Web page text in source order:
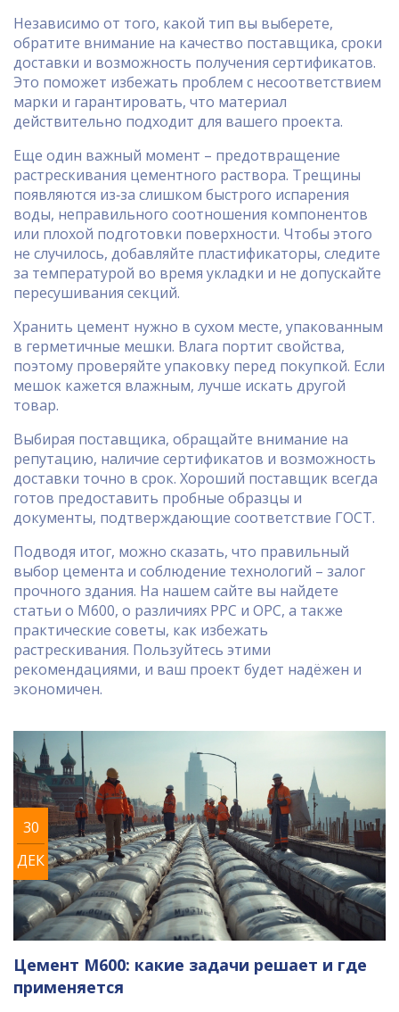
Независимо от того, какой тип вы выберете,
обратите внимание на качество поставщика, сроки
доставки и возможность получения сертификатов.
Это поможет избежать проблем с несоответствием
марки и гарантировать, что материал
действительно подходит для вашего проекта.
Еще один важный момент – предотвращение
растрескивания цементного раствора. Трещины
появляются из‑за слишком быстрого испарения
воды, неправильного соотношения компонентов
или плохой подготовки поверхности. Чтобы этого
не случилось, добавляйте пластификаторы, следите
за температурой во время укладки и не допускайте
пересушивания секций.
Хранить цемент нужно в сухом месте, упакованным
в герметичные мешки. Влага портит свойства,
поэтому проверяйте упаковку перед покупкой. Если
мешок кажется влажным, лучше искать другой
товар.
Выбирая поставщика, обращайте внимание на
репутацию, наличие сертификатов и возможность
доставки точно в срок. Хороший поставщик всегда
готов предоставить пробные образцы и
документы, подтверждающие соответствие ГОСТ.
Подводя итог, можно сказать, что правильный
выбор цемента и соблюдение технологий – залог
прочного здания. На нашем сайте вы найдете
статьи о М600, о различиях PPC и OPC, а также
практические советы, как избежать
растрескивания. Пользуйтесь этими
рекомендациями, и ваш проект будет надёжен и
экономичен.
30
ДЕК
Цемент М600: какие задачи решает и где
применяется